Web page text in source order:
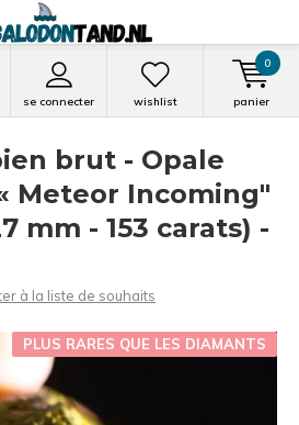
se connecter wishlist panier
0
brut - Opale
Meteor Incoming"
mm - 153 carats) -
à la liste de souhaits
PLUS RARES QUE LES DIAMANTS